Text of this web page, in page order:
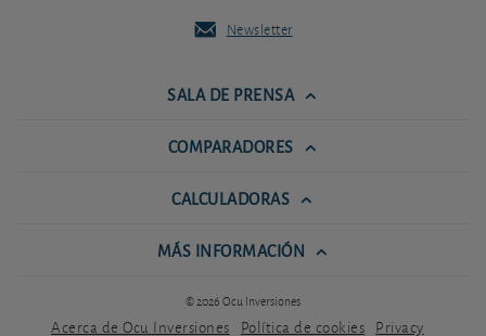
Newsletter
SALA DE PRENSA
COMPARADORES
CALCULADORAS
MÁS INFORMACIÓN
© 2026 Ocu Inversiones
Acerca de Ocu Inversiones Política de cookies Privacy